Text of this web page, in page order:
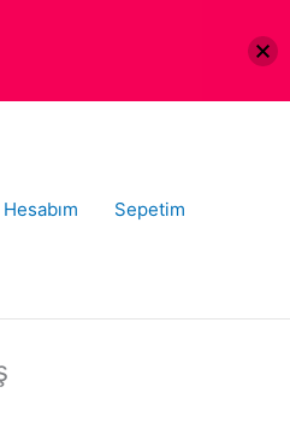
Hesabım Sepetim